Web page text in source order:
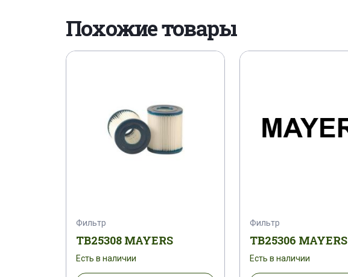
Похожие товары
Фильтр
TB25308 MAYERS
Есть в наличии
Фильтр
TB25306 MAYERS
Есть в наличии